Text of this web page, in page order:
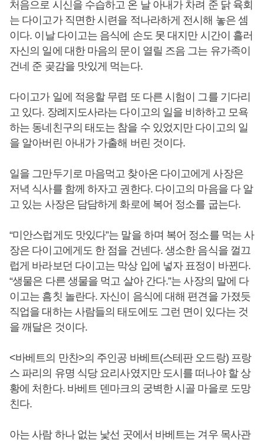
처음으로 시신을 수습하고 온 날 아내가 차려 준 닭 육회
는 다이고가 직면한 시련을 적나라하게 전시해 놓은 셈
이다. 이날 다이고는 음식에 손도 못 대지만 시간이 흘러
자신의 일에 대한 마음의 문이 열릴 즈음 그는 유가족이
건네 준 곶감을 맛있게 먹는다.
다이고가 일에 적응할 무렵 또 다른 시험이 그를 기다리
고 있다. 장례지도사라는 다이고의 일을 비하하고 모욕
하는 동네친구의 태도는 참을 수 있었지만 다이고의 일
을 알아버린 아내가 가출해 버린 것이다.
일을 그만두기로 마음먹고 찾아온 다이고에게 사장은
저녁 식사를 함께 하자고 권한다. 다이고의 마음을 다 알
고 있는 사장은 담담하게 화로에 복어 정소를 굽는다.
“미안스럽게도 맛있다”는 말을 하며 복어 정소를 먹는 사
장은 다이고에게도 한 점을 건넨다. 생소한 음식을 껄끄
럽게 바라보던 다이고는 막상 입에 넣자 표정이 바뀐다.
“생물은 다른 생물을 먹고 살아 간다.”는 사장의 말에 다
이고는 흠칫 놀란다. 자신이 음식에 대해 편견을 가졌듯
직업을 대하는 사람들의 태도에도 그런 면이 있다는 것
을 깨달은 것이다.
<바베트의 만찬>의 주인공 바베트(스테판 오드랑) 프랑
스 파리의 유명 식당 요리사였지만 도시를 떠나야 할 상
황에 처한다. 바베트 덴마크의 궁벽한 시골 마을로 도망
친다.
아는 사람 하나 없는 낯선 곳에서 바베트는 겨우 목사관